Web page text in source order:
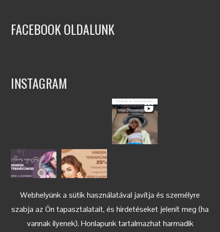
Webhelyünk a sütik használatával javítja és személyre
szabja az Ön tapasztalatait, és hirdetéseket jelenít meg (ha
vannak ilyenek). Honlapunk tartalmazhat harmadik
FACEBOOK OLDALUNK
INSTAGRAM